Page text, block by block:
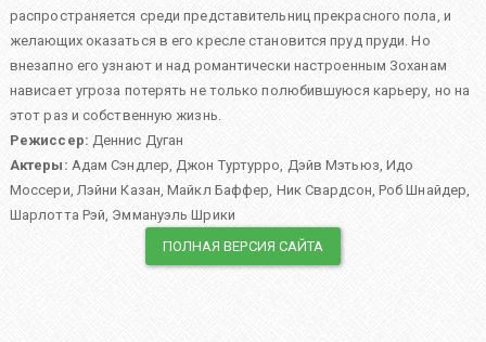
распространяется среди представительниц прекрасного пола, и
желающих оказаться в его кресле становится пруд пруди. Но
внезапно его узнают и над романтически настроенным Зоханам
нависает угроза потерять не только полюбившуюся карьеру, но на
этот раз и собственную жизнь.
Режиссер: Деннис Дуган
Актеры: Адам Сэндлер,Джон Туртурро, Дэйв Мэтьюз, Идо
Моссери,Лэйни Казан,Майкл Баффер, Ник Свардсон, Роб Шнайдер,
Шарлотта Рэй, Эммануэль Шрики
ПОЛНАЯ ВЕРСИЯ САЙТА